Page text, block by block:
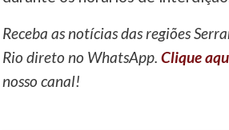
Receba as notícias das regiões
Rio direto no WhatsApp.Clique
nosso canal!